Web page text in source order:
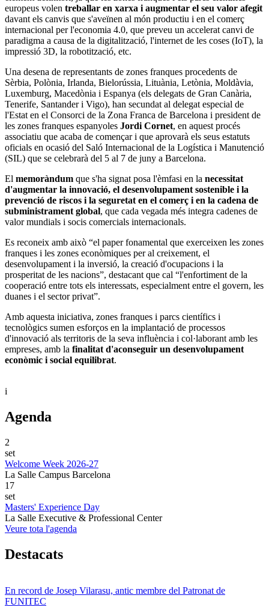
europeus volen treballar en xarxa i augmentar el seu valor afegit
davant els canvis que s'aveïnen al món productiu i en el comerç
internacional per l'economia 4.0, que preveu un accelerat canvi de
paradigma a causa de la digitalització, l'internet de les coses (IoT), la
impressió 3D, la robotització, etc.
Una desena de representants de zones franques procedents de
Sèrbia, Polònia, Irlanda, Bielorússia, Lituània, Letònia, Moldàvia,
Luxemburg, Macedònia i Espanya (els delegats de Gran Canària,
Tenerife, Santander i Vigo), han secundat al delegat especial de
l'Estat en el Consorci de la Zona Franca de Barcelona i president de
les zones franques espanyoles Jordi Cornet, en aquest procés
associatiu que acaba de començar i que aprovarà els seus estatuts
oficials en ocasió del Saló Internacional de la Logística i Manutenció
(SIL) que se celebrarà del 5 al 7 de juny a Barcelona.
El memoràndum que s'ha signat posa l'èmfasi en la necessitat
d'augmentar la innovació, el desenvolupament sostenible i la
prevenció de riscos i la seguretat en el comerç i en la cadena de
subministrament global, que cada vegada més integra cadenes de
valor mundials i socis comercials internacionals.
Es reconeix amb això “el paper fonamental que exerceixen les zones
franques i les zones econòmiques per al creixement, el
desenvolupament i la inversió, la creació d'ocupacions i la
prosperitat de les nacions”, destacant que cal “l'enfortiment de la
cooperació entre tots els interessats, especialment entre el govern, les
duanes i el sector privat”.
Amb aquesta iniciativa, zones franques i parcs científics i
tecnològics sumen esforços en la implantació de processos
d'innovació als territoris de la seva influència i col·laborant amb les
empreses, amb la finalitat d'aconseguir un desenvolupament
econòmic i social equilibrat.
i
Agenda
2
set
Welcome Week 2026-27
La Salle Campus Barcelona
17
set
Masters' Experience Day
La Salle Executive & Professional Center
Veure tota l'agenda
Destacats
En record de Josep Vilarasu, antic membre del Patronat de
FUNITEC